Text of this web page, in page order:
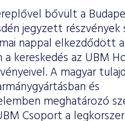
bővült a
jegyzett részvények
nappal elkezdődött
kereskedés az UBM
A magyar
és
meghatározó
Csoport a